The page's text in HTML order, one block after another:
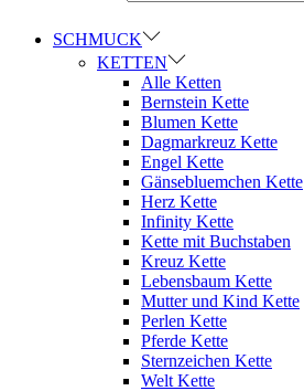
SCHMUCK
KETTEN
Alle Ketten
Bernstein Kette
Blumen Kette
Dagmarkreuz Kette
Engel Kette
Gänsebluemchen Kette
Herz Kette
Infinity Kette
Kette mit Buchstaben
Kreuz Kette
Lebensbaum Kette
Mutter und Kind Kette
Perlen Kette
Pferde Kette
Sternzeichen Kette
Welt Kette